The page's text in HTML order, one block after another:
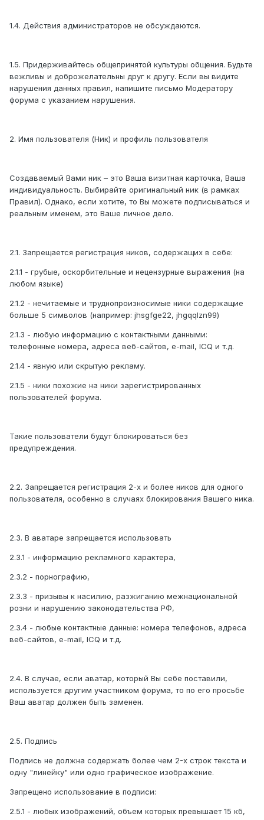
1.4. Действия администраторов не обсуждаются.
1.5. Придерживайтесь общепринятой культуры общения. Будьте
вежливы и доброжелательны друг к другу. Если вы видите
нарушения данных правил, напишите письмо Модератору
форума с указанием нарушения.
2. Имя пользователя (Ник) и профиль пользователя
Создаваемый Вами ник – это Ваша визитная карточка, Ваша
индивидуальность. Выбирайте оригинальный ник (в рамках
Правил). Однако, если хотите, то Вы можете подписываться и
реальным именем, это Ваше личное дело.
2.1. Запрещается регистрация ников, содержащих в себе:
2.1.1 - грубые, оскорбительные и нецензурные выражения (на
любом языке)
2.1.2 - нечитаемые и труднопроизносимые ники содержащие
больше 5 символов (например: jhsgfge22, jhgqqlzn99)
2.1.3 - любую информацию с контактными данными:
телефонные номера, адреса веб-сайтов, e-mail, ICQ и т.д.
2.1.4 - явную или скрытую рекламу.
2.1.5 - ники похожие на ники зарегистрированных
пользователей форума.
Такие пользователи будут блокироваться без
предупреждения.
2.2. Запрещается регистрация 2-х и более ников для одного
пользователя, особенно в случаях блокирования Вашего ника.
2.3. В аватаре запрещается использовать
2.3.1 - информацию рекламного характера,
2.3.2 - порнографию,
2.3.3 - призывы к насилию, разжиганию межнациональной
розни и нарушению законодательства РФ,
2.3.4 - любые контактные данные: номера телефонов, адреса
веб-сайтов, e-mail, ICQ и т.д.
2.4. В случае, если аватар, который Вы себе поставили,
используется другим участником форума, то по его просьбе
Ваш аватар должен быть заменен.
2.5. Подпись
Подпись не должна содержать более чем 2-х строк текста и
одну "линейку" или одно графическое изображение.
Запрещено использование в подписи:
2.5.1 - любых изображений, объем которых превышает 15 кб,